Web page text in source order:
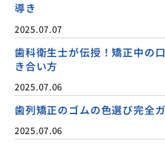
導き
2025.07.07
歯科衛生士が伝授！矯正中の
き合い方
2025.07.06
歯列矯正のゴムの色選び完全
2025.07.06